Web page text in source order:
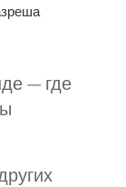
— где